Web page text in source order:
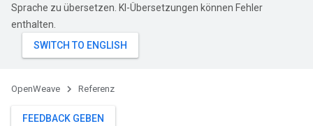
Sprache zu übersetzen. KI-Übersetzungen können Fehler
enthalten.
OpenWeave Referenz
FEEDBACK GEBEN